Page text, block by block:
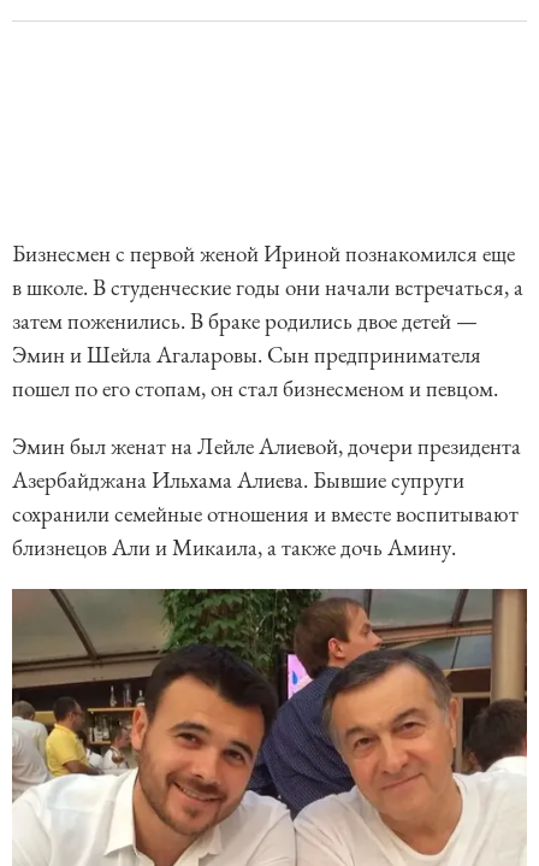
Бизнесмен с первой женой Ириной познакомился еще
в школе. В студенческие годы они начали встречаться, а
затем поженились. В браке родились двое детей —
Эмин и Шейла Агаларовы. Сын предпринимателя
пошел по его стопам, он стал бизнесменом и певцом.
Эмин был женат на Лейле Алиевой, дочери президента
Азербайджана Ильхама Алиева. Бывшие супруги
сохранили семейные отношения и вместе воспитывают
близнецов Али и Микаила, а также дочь Амину.